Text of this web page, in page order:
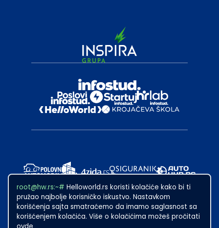
root@hw.rs:~# Helloworld.rs koristi kolačiće kako bi ti
pružao najbolje korisničko iskustvo. Nastavkom
korišćenja sajta smatraćemo da imamo saglasnost sa
korišćenjem kolačića. Više o kolačićima možeš pročitati